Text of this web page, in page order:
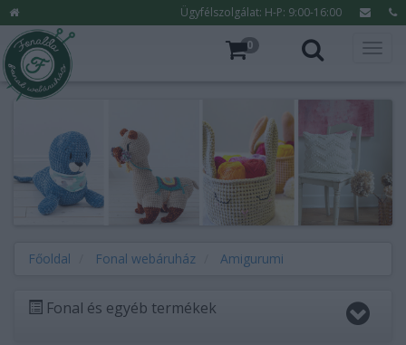
Ügyfélszolgálat: H-P: 9:00-16:00
0
Főoldal Fonal webáruház Amigurumi
Fonal és egyéb termékek